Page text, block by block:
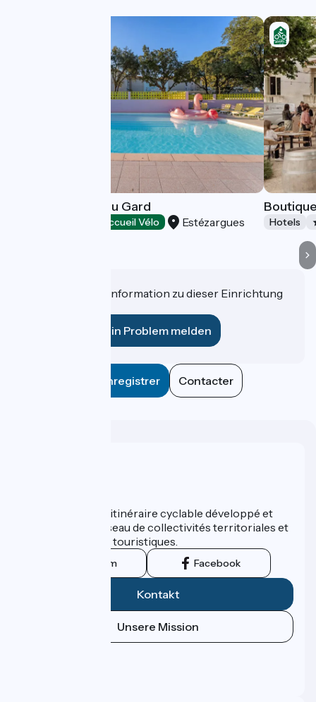
Ibis Styles Pont du Gard
Accueil Vélo Estézargues Hotels
Haben Sie eine Information zu dieser Einrichtung
Ein Problem melden
Enregistrer Contacter
ViaRhôna est un itinéraire cyclable développé et
promu par un réseau de collectivités territoriales et
leurs institutions touristiques.
Instagram Facebook
Kontakt
Unsere Mission